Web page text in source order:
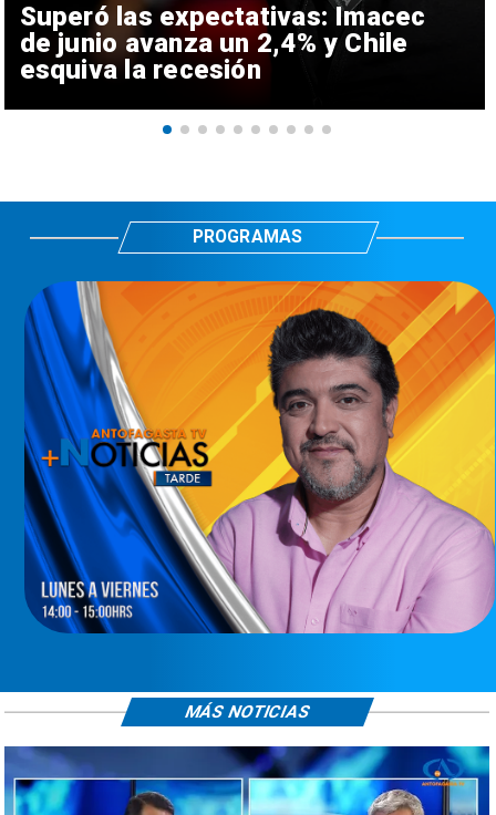
Superó las expectativas: Imacec
de junio avanza un 2,4% y Chile
esquiva la recesión
PROGRAMAS
MÁS NOTICIAS